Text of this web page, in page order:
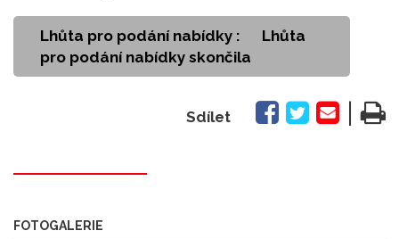
Lhůta pro podání nabídky :
Lhůta
pro podání nabídky skončila
Sdílet
FOTOGALERIE